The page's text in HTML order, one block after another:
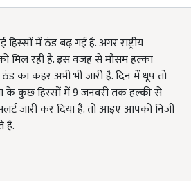
में ठंड बढ़ गई है. अगर राष्ट्रीय
मिल रही है. इस वजह से मौसम हल्का
का कहर अभी भी जारी है. दिन में धूप तो
के कुछ हिस्सों में 9 जनवरी तक हल्की से
जारी कर दिया है. तो आइए आपको निजी
हैं.